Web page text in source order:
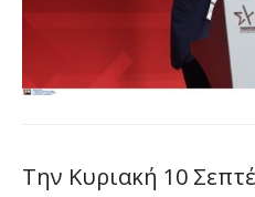
Την Κυριακή 10